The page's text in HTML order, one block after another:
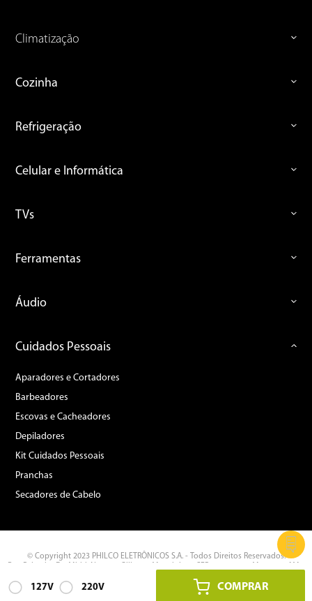
127V 220V COMPRAR
Climatização
Cozinha
Refrigeração
Celular e Informática
TVs
Ferramentas
Áudio
Cuidados Pessoais
Aparadores e Cortadores
Barbeadores
Escovas e Cacheadores
Depiladores
Kit Cuidados Pessoais
Pranchas
Secadores de Cabelo
© Copyright 2023 PHILCO ELETRÔNICOS S.A. - Todos Direitos Reservados.